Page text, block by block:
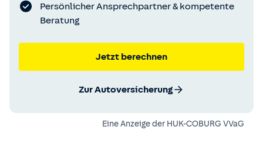
Persönlicher Ansprechpartner & kompetente
Beratung
Jetzt berechnen
Zur Autoversicherung
Eine Anzeige der HUK-COBURG VVaG